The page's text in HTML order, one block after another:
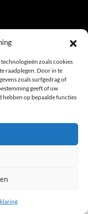
zoals cookies
raadplegen. Door in te
zoals surfgedrag of
geeft of uw
hebben op bepaalde functies